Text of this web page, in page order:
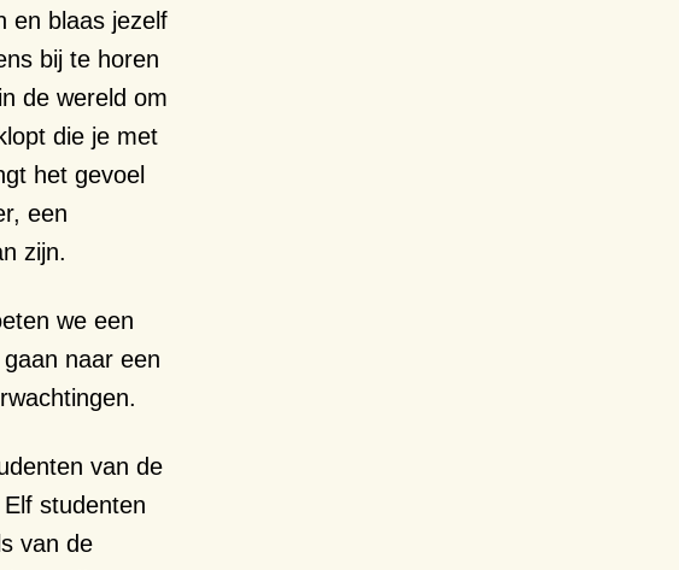
en blaas jezelf
bij te horen
de wereld om
die je met
het gevoel
een
zijn.
we een
naar een
van de
studenten
van de